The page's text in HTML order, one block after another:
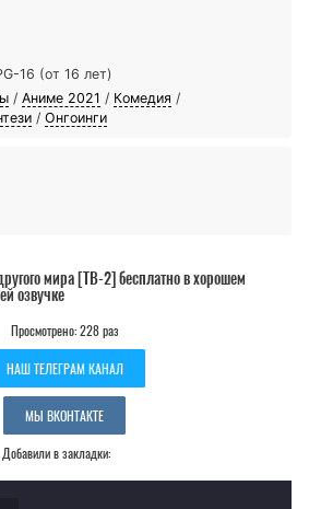
16 (от 16 лет)
/ Аниме 2021 / Комедия /
/ Онгоинги
мира [ТВ-2] бесплатно в хорошем
озвучке
Просмотрено: 228 раз
НАШ ТЕЛЕГРАМ КАНАЛ
МЫ ВКОНТАКТЕ
Добавили в закладки: